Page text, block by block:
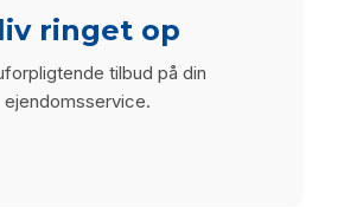
ringet op
tilbud på din
ejendomsservice.